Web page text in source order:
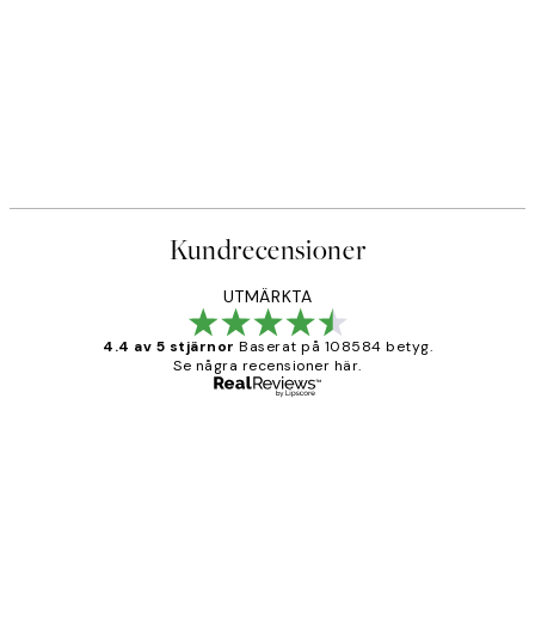
Kundrecensioner
UTMÄRKTA
4.4 av 5 stjärnor Baserat på 108584 betyg.
Se några recensioner här.